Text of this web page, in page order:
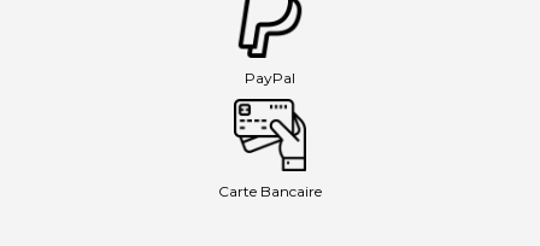
PayPal
Carte Bancaire